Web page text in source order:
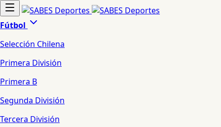
Fútbol
Selección Chilena
Primera División
Primera B
Segunda División
Tercera División